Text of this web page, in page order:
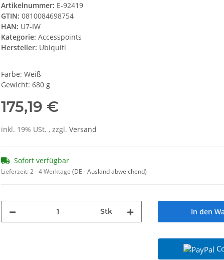
Artikelnummer: E-92419
GTIN: 0810084698754
HAN: U7-IW
Kategorie: Accesspoints
Hersteller: Ubiquiti
Farbe: Weiß
Gewicht: 680 g
175,19 €
inkl. 19% USt. , zzgl. Versand
Sofort verfügbar
Lieferzeit:2 - 4 Werktage (DE - Ausland abweichend)
Stk In den